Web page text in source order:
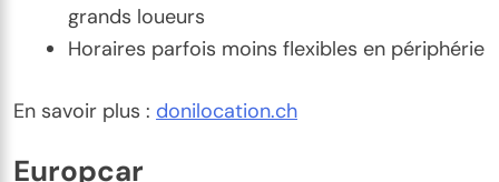
grands loueurs
Horaires parfois moins flexibles en périphérie
En savoir plus : donilocation.ch
Europcar